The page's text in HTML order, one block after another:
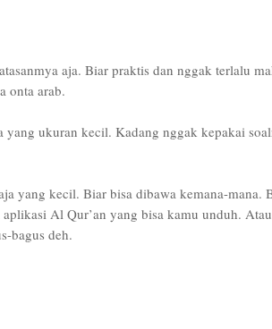
aja. Biar praktis dan nggak terlalu
onta arab.
yang ukuran kecil. Kadang nggak kepakai
yang kecil. Biar bisa dibawa kemana-mana.
Al Qur’an yang bisa kamu unduh.
bagus deh.